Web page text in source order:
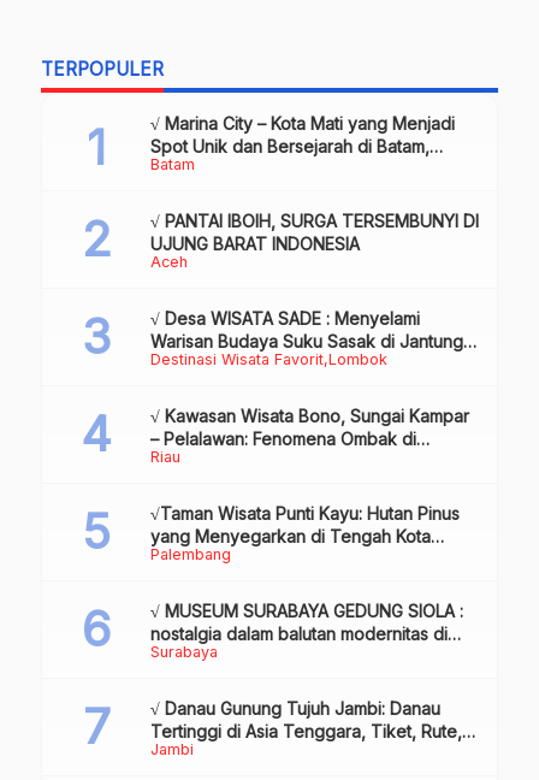
TERPOPULER
Batam
√ Marina City – Kota Mati yang Menjadi
Spot Unik dan Bersejarah di Batam,
Review & Info
Aceh
√ PANTAI IBOIH, SURGA TERSEMBUNYI DI
UJUNG BARAT INDONESIA
Destinasi Wisata Favorit Lombok
√ Desa WISATA SADE : Menyelami
Warisan Budaya Suku Sasak di Jantung
Lombok
Riau
√ Kawasan Wisata Bono, Sungai Kampar
– Pelalawan: Fenomena Ombak di
Tengah Sungai yang Mendunia, Review
Palembang
√Taman Wisata Punti Kayu: Hutan Pinus
yang Menyegarkan di Tengah Kota
Palembang
Surabaya
√ MUSEUM SURABAYA GEDUNG SIOLA :
nostalgia dalam balutan modernitas di
tengah kota pahlawan, Review & Info
Jambi
√ Danau Gunung Tujuh Jambi: Danau
Tertinggi di Asia Tenggara, Tiket, Rute,
Daya Tarik & Tips Lengkap